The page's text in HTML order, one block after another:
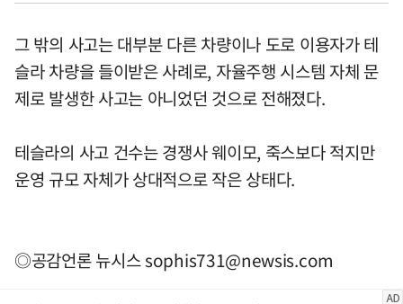
그 밖의 사고는 대부분 다른 차량이나 도로 이용자가 테
슬라 차량을 들이받은 사례로, 자율주행 시스템 자체 문
제로 발생한 사고는 아니었던 것으로 전해졌다.
테슬라의 사고 건수는 경쟁사 웨이모, 죽스보다 적지만
운영 규모 자체가 상대적으로 작은 상태다.
◎공감언론 뉴시스sophis731@newsis.com